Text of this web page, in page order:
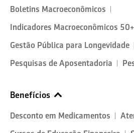
Boletins Macroeconômicos
Indicadores Macroeconômicos 50+
Gestão Pública para Longevidade
Pesquisas de Aposentadoria
Benefícios
Desconto em Medicamentos